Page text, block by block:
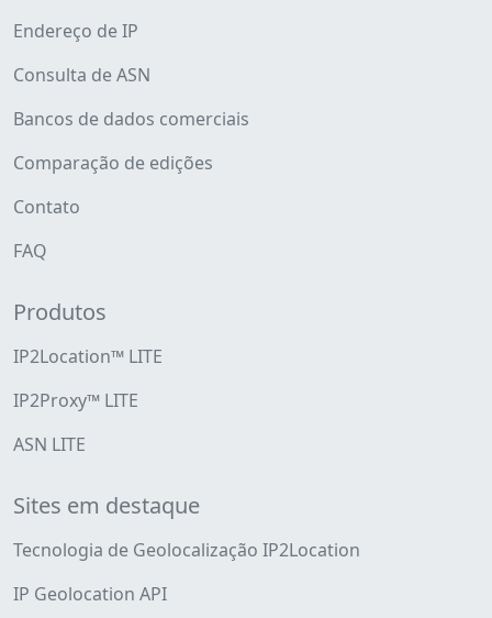
Endereço de IP
Consulta de ASN
Bancos de dados comerciais
Comparação de edições
Contato
FAQ
Produtos
IP2Location™ LITE
IP2Proxy™ LITE
ASN LITE
Sites em destaque
Tecnologia de Geolocalização IP2Location
IP Geolocation API